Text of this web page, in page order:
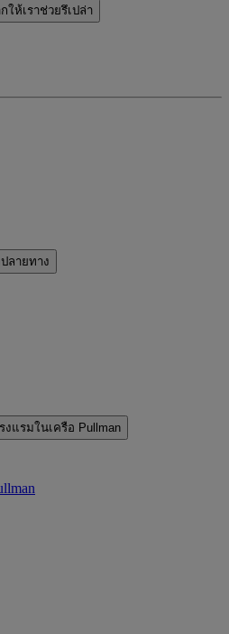
ให้เราช่วยรึเปล่า
ลายทาง
งแรมในเครือ Pullman